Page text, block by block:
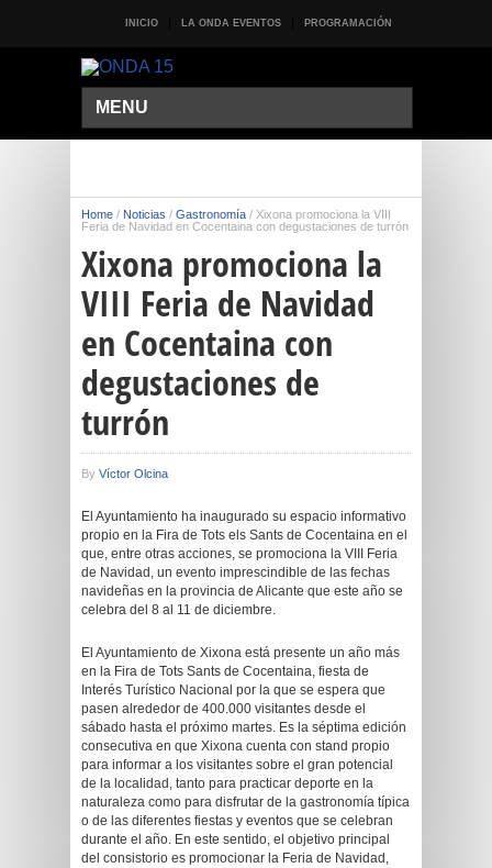
INICIO LA ONDA EVENTOS PROGRAMACIÓN
MENU
Home / Noticias / Gastronomía / Xixona promociona la VIII
Feria de Navidad en Cocentaina con degustaciones de turrón
Xixona promociona la
VIII Feria de Navidad
en Cocentaina con
degustaciones de
turrón
By Víctor Olcina
El Ayuntamiento ha inaugurado su espacio informativo
propio en la Fira de Tots els Sants de Cocentaina en el
que, entre otras acciones, se promociona la VIII Feria
de Navidad, un evento imprescindible de las fechas
navideñas en la provincia de Alicante que este año se
celebra del 8 al 11 de diciembre.
El Ayuntamiento de Xixona está presente un año más
en la Fira de Tots Sants de Cocentaina, fiesta de
Interés Turístico Nacional por la que se espera que
pasen alrededor de 400.000 visitantes desde el
sábado hasta el próximo martes. Es la séptima edición
consecutiva en que Xixona cuenta con stand propio
para informar a los visitantes sobre el gran potencial
de la localidad, tanto para practicar deporte en la
naturaleza como para disfrutar de la gastronomía típica
o de las diferentes fiestas y eventos que se celebran
durante el año. En este sentido, el objetivo principal
del consistorio es promocionar la Feria de Navidad,